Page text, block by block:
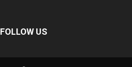
FOLLOW US